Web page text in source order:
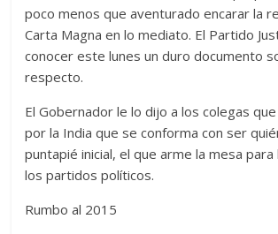
poco menos que aventurado encarar la
Carta Magna en lo mediato. El Partido
conocer este lunes un duro documento
respecto.
El Gobernador le lo dijo a los colegas
por la India que se conforma con ser
puntapié inicial, el que arme la mesa para
los partidos políticos.
Rumbo al 2015